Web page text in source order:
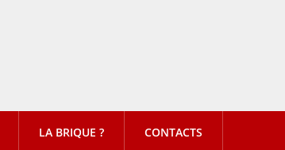
LA BRIQUE ? CONTACTS